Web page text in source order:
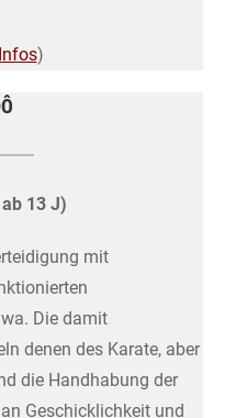
)
13 J)
mit
Die damit
denen des Karate, aber
die Handhabung der
Geschicklichkeit und